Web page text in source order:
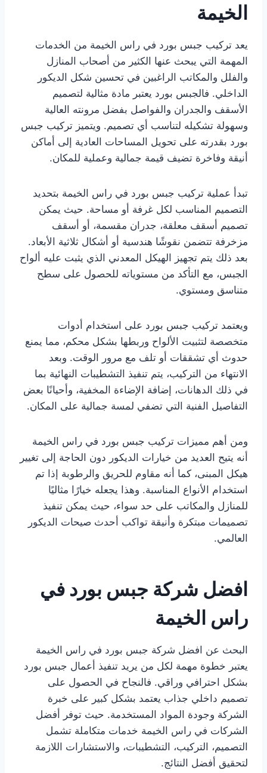
الخيمة
يعد تركيب جبس بورد في راس الخيمة من الخدمات
المهمة التي يبحث عنها الكثير من أصحاب المنازل
والفلل والمكاتب الراغبين في تحسين شكل الديكور
الداخلي. فالجبس بورد يعتبر مادة مثالية لتصميم
الأسقف والجدران والفواصل بفضل مرونته العالية
وسهولة تشكيله لتناسب أي تصميم. ويتميز تركيب جبس
بورد بقدرته على تحويل المساحات العادية إلى أماكن
أنيقة وفاخرة تضيف قيمة جمالية وعملية للمكان.
تبدأ عملية تركيب جبس بورد في راس الخيمة بتحديد
التصميم المناسب لكل غرفة أو مساحة. حيث يمكن
تصميم أسقف معلقة، جدران مقسمة، أو أسقف
مزخرفة تتضمن نقوشًا هندسية أو أشكال ثلاثية الأبعاد.
بعد ذلك يتم تجهيز الهيكل المعدني الذي يثبت عليه ألواح
الجبس، مع التأكد من مستوياته للحصول على سطح
متناسق ومستوي.
ويعتمد تركيب جبس بورد على استخدام أدوات
متخصصة لتثبيت الألواح وربطها بشكل محكم، مما يمنع
حدوث أي تشققات أو تلف مع مرور الوقت. وبعد
الانتهاء من التركيب، يتم تنفيذ التشطيبات النهائية بما
في ذلك الدهانات، إضافة الإضاءة المخفية، وأحيانًا بعض
التفاصيل الفنية التي تضفي لمسة جمالية على المكان.
ومن أهم مميزات تركيب جبس بورد في راس الخيمة
أنه يتيح العديد من خيارات الديكور دون الحاجة إلى تغيير
هيكل المبنى، كما أنه مقاوم للحريق والرطوبة إذا تم
استخدام الأنواع المناسبة. وهذا يجعله خيارًا مثاليًا
للمنازل والمكاتب على حد سواء، حيث يمكن تنفيذ
تصميمات مبتكرة وأنيقة تواكب أحدث صيحات الديكور
العالمي.
افضل شركة جبس بورد في
راس الخيمة
البحث عن افضل شركة جبس بورد في راس الخيمة
يعتبر خطوة مهمة لكل من يريد تنفيذ أعمال جبس بورد
بشكل احترافي وراقي. فالنجاح في الحصول على
تصميم داخلي جذاب يعتمد بشكل كبير على خبرة
الشركة وجودة المواد المستخدمة. حيث توفر أفضل
الشركات في راس الخيمة خدمات متكاملة تشمل
التصميم، التركيب، التشطيبات، والاستشارات اللازمة
لتحقيق أفضل النتائج.